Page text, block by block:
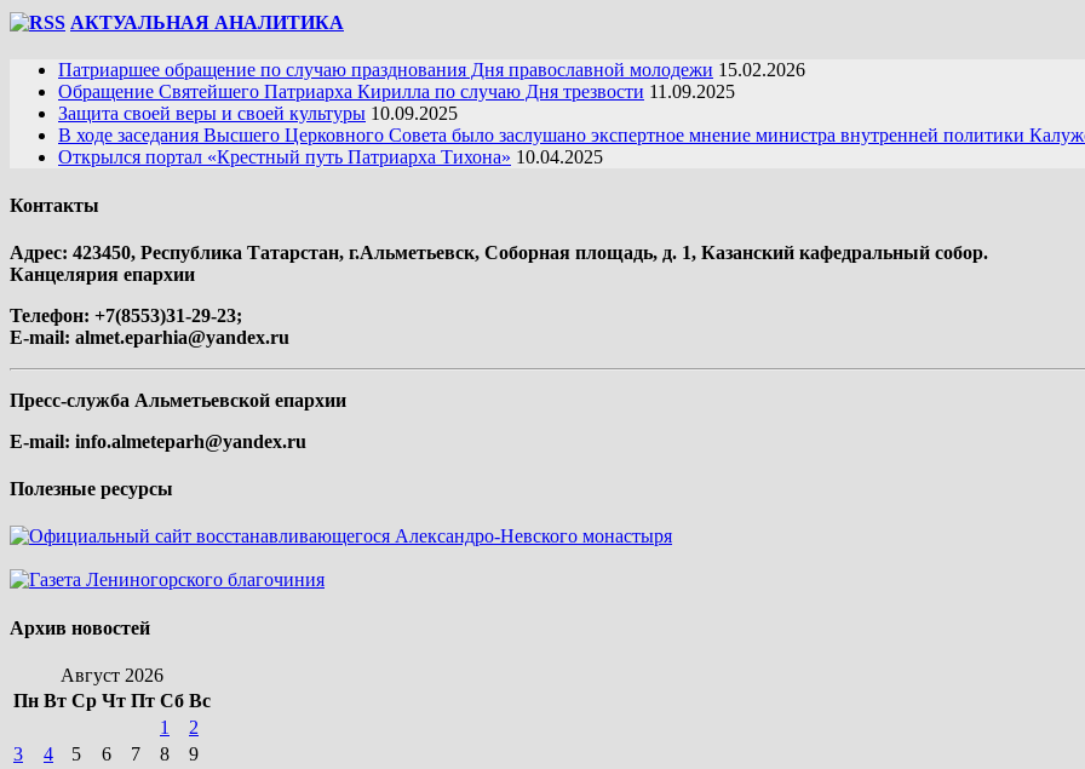
АКТУАЛЬНАЯ АНАЛИТИКА
Патриаршее обращение по случаю празднования Дня православной молодежи 15.02.2026
Обращение Святейшего Патриарха Кирилла по случаю Дня трезвости 11.09.2025
Защита своей веры и своей культуры 10.09.2025
В ходе заседания Высшего Церковного Совета было заслушано экспертное мнение министра внутренней политики
Открылся портал «Крестный путь Патриарха Тихона» 10.04.2025
Контакты
Адрес: 423450, Республика Татарстан, г.Альметьевск, Соборная площадь, д. 1, Казанский кафедральный собор.
Канцелярия епархии
Телефон: +7(8553)31-29-23;
E-mail: almet.eparhia@yandex.ru
Пресс-служба Альметьевской епархии
E-mail: info.almeteparh@yandex.ru
Полезные ресурсы
Архив новостей
Август 2026
Пн Вт Ср Чт Пт Сб Вс
1
2
3
4 5 6 7 8 9